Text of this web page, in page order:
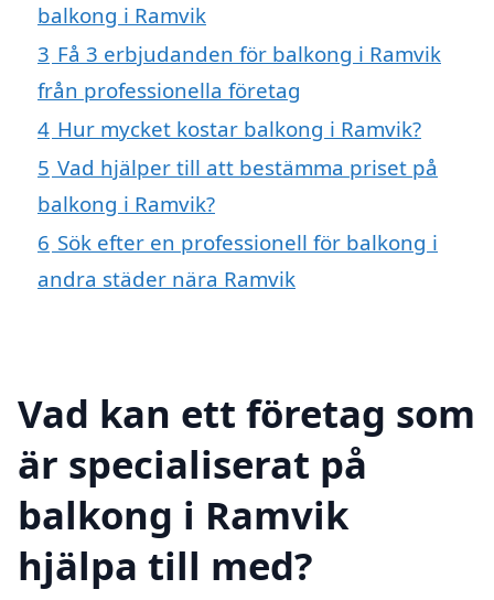
balkong i Ramvik
3 Få 3 erbjudanden för balkong i Ramvik
från professionella företag
4 Hur mycket kostar balkong i Ramvik?
5 Vad hjälper till att bestämma priset på
balkong i Ramvik?
6 Sök efter en professionell för balkong i
andra städer nära Ramvik
Vad kan ett företag som
är specialiserat på
balkong i Ramvik
hjälpa till med?